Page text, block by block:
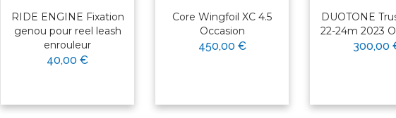
RIDE ENGINE Fixation
genou pour reel leash
enrouleur
40,00 €
Core Wingfoil XC 4.5
Occasion
450,00 €
DUOTONE
22-24m 2023
300,00